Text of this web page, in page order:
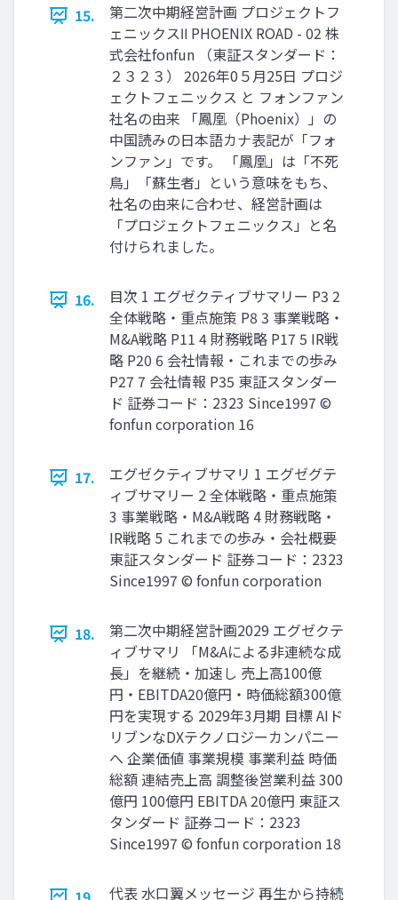
15.
第二次中期経営計画 プロジェクトフ
ェニックスⅡ PHOENIX ROAD - 02 株
式会社fonfun （東証スタンダード：
２３２３） 2026年0５月25日 プロジ
ェクトフェニックス と フォンファン
社名の由来 「鳳凰（Phoenix）」の
中国読みの日本語カナ表記が「フォ
ンファン」です。 「鳳凰」は「不死
鳥」「蘇生者」という意味をもち、
社名の由来に合わせ、経営計画は
「プロジェクトフェニックス」と名
付けられました。
16.
目次 1 エグゼクティブサマリー P3 2
全体戦略・重点施策 P8 3 事業戦略・
M&A戦略 P11 4 財務戦略 P17 5 IR戦
略 P20 6 会社情報・これまでの歩み
P27 7 会社情報 P35 東証スタンダー
ド 証券コード：2323 Since1997 ©
fonfun corporation 16
17.
エグゼクティブサマリ 1 エグゼグテ
ィブサマリー 2 全体戦略・重点施策
3 事業戦略・M&A戦略 4 財務戦略・
IR戦略 5 これまでの歩み・会社概要
東証スタンダード 証券コード：2323
Since1997 © fonfun corporation
18.
第二次中期経営計画2029 エグゼクテ
ィブサマリ 「M&Aによる非連続な成
長」を継続・加速し 売上高100億
円・EBITDA20億円・時価総額300億
円を実現する 2029年3月期 目標 AIド
リブンなDXテクノロジーカンパニー
へ 企業価値 事業規模 事業利益 時価
総額 連結売上高 調整後営業利益 300
億円 100億円 EBITDA 20億円 東証ス
タンダード 証券コード：2323
Since1997 © fonfun corporation 18
代表 水口翼メッセージ 再生から持続